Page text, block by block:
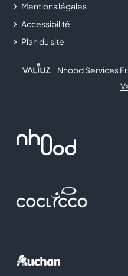
Mentions légales
Accessibilité
Plan du site
Nhood Services